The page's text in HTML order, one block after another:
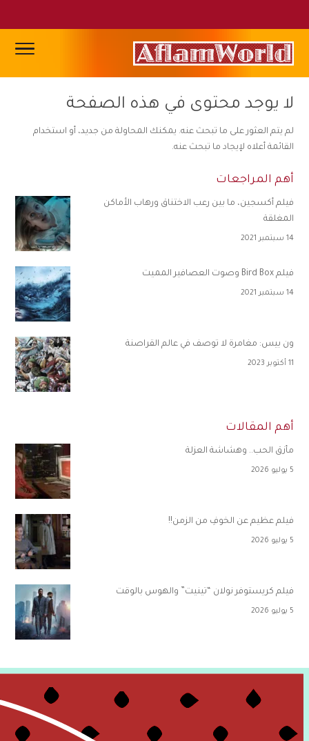
لا يوجد محتوى في هذه الصفحة
لم يتم العثور على ما تبحث عنه. يمكنك المحاولة من جديد، أو استخدام
القائمة أعلاه لإيجاد ما تبحث عنه.
أهم المراجعات
فيلم أكسجين، ما بين رعب الاختناق ورهاب الأماكن
المغلقة
14 سبتمبر 2021
فيلم Bird Box وصوت العصافير المميت
14 سبتمبر 2021
ون بيس: مغامرة لا توصف في عالم القراصنة
11 أكتوبر 2023
أهم المقالات
مأزق الحب.. وهشاشة العزلة
5 يوليو 2026
فيلم عظيم عن الخوفِ من الزمن!!
5 يوليو 2026
فيلم كريستوفر نولان “تينيت” والهوس بالوقت
5 يوليو 2026